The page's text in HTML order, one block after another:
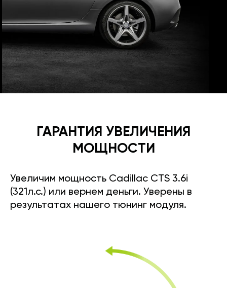
ГАРАНТИЯ УВЕЛИЧЕНИЯ
МОЩНОСТИ
Увеличим мощность Cadillac CTS 3.6i
(321л.с.) или вернем деньги. Уверены в
результатах нашего тюнинг модуля.